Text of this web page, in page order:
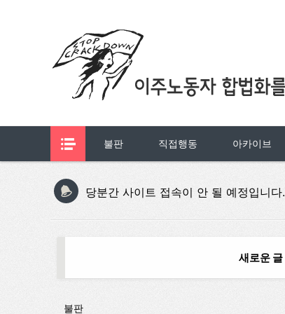
불판 직접행동 아카이브
당분간 사이트 접속이 안 될 예정입니다.
새로운 글
불판